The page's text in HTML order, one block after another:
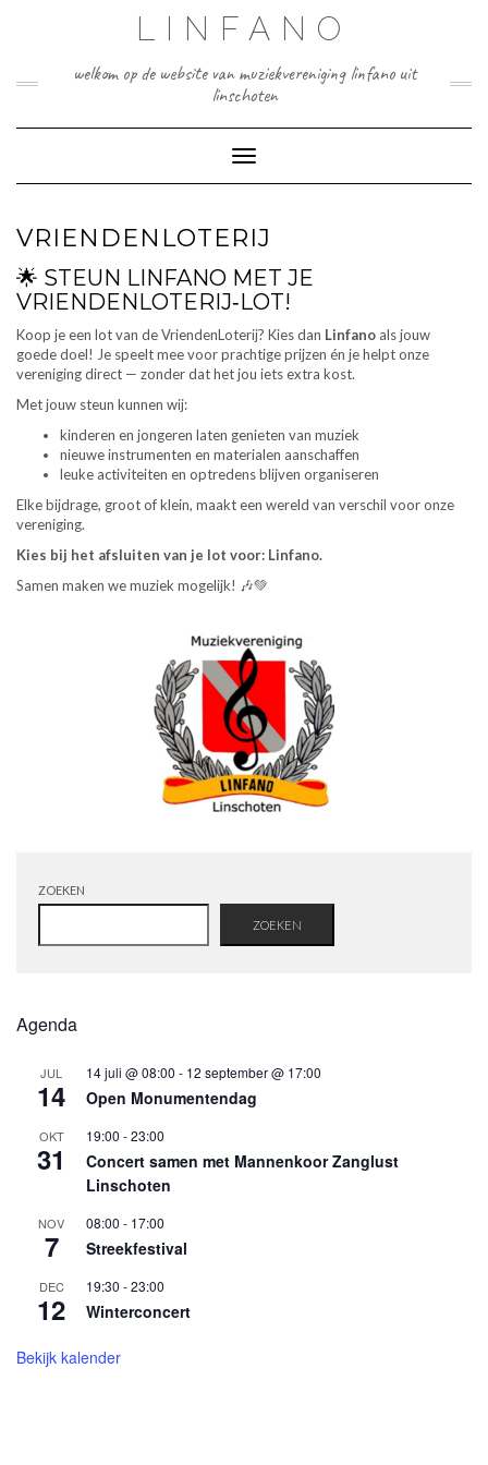
LINFANO
welkom op de website van muziekvereniging linfano uit
linschoten
Toggle navigatie
VRIENDENLOTERIJ
🌟 STEUN LINFANO MET JE
VRIENDENLOTERIJ‑LOT!
Koop je een lot van de VriendenLoterij? Kies dan Linfano als jouw
goede doel! Je speelt mee voor prachtige prijzen én je helpt onze
vereniging direct — zonder dat het jou iets extra kost.
Met jouw steun kunnen wij:
kinderen en jongeren laten genieten van muziek
nieuwe instrumenten en materialen aanschaffen
leuke activiteiten en optredens blijven organiseren
Elke bijdrage, groot of klein, maakt een wereld van verschil voor onze
vereniging.
Kies bij het afsluiten van je lot voor: Linfano.
Samen maken we muziek mogelijk! 🎶💚
ZOEKEN
ZOEKEN
Agenda
JUL
14
14 juli @ 08:00 - 12 september @ 17:00
Open Monumentendag
OKT
31
19:00 -23:00
Concert samen met Mannenkoor Zanglust
Linschoten
NOV
7
08:00 - 17:00
Streekfestival
DEC
12
19:30 -23:00
Winterconcert
Bekijk kalender